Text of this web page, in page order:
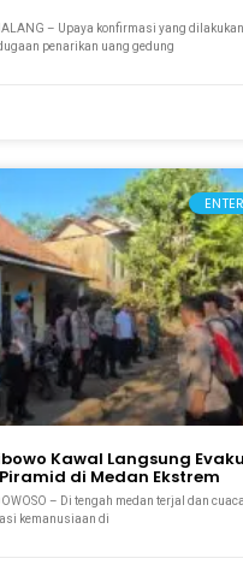
– Upaya konfirmasi yang
penarikan uang gedung
Kawal Langsung
di Medan Ekstrem
– Di tengah medan terjal dan
kemanusiaan di